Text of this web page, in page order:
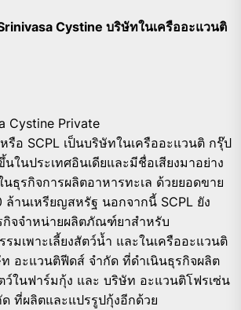
Cystine บริษัทในเครืออะแวนติ
Cystine Private
รือ SCPL เป็นบริษัทในเครืออะแวนติ กรุ๊ป
ในประเทศอินเดียและมีชื่อเสียงมาอย่าง
นธุรกิจการผลิตอาหารทะเล ด้วยยอดขาย
ล้านเหรียญสหรัฐ นอกจากนี้ SCPL ยัง
กิจจำหน่ายผลิตภัณฑ์ยาสำหรับ
รมเพาะเลี้ยงสัตว์น้ำ และในเครืออะแวนติ
อะแวนติฟีดส์ จำกัด ที่ดำเนินธุรกิจผลิต
ว์ในฟาร์มกุ้ง และ บริษัท อะแวนติโฟรเซ่น
ที่ผลิตและแปรรูปกุ้งอีกด้วย